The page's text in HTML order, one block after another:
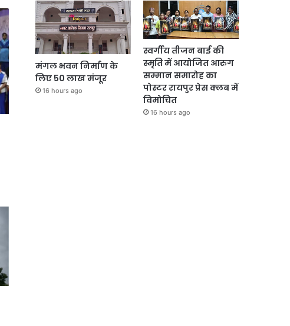
मंगल भवन निर्माण के
लिए 50 लाख मंजूर
16 hours ago
स्वर्गीय तीजन बाई की
स्मृति में आयोजित आरुग
सम्मान समारोह का
पोस्टर रायपुर प्रेस क्लब में
विमोचित
16 hours ago